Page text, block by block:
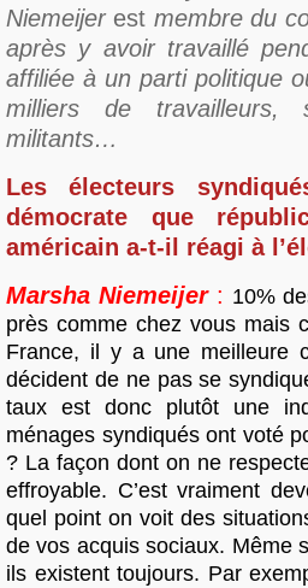
Niemeijerest membre du
après y avoir travaillé
affiliée à un parti politique
milliers de travailleurs,
militants…
Les électeurs
démocrate que
américain a-t-il réagi à
Marsha Niemeijer: 10%
près comme chez vous mais
France, il y a une meilleure
décident de ne pas se
taux est donc plutôt une
ménages syndiqués ont voté
? La façon dont on ne
effroyable. C’est vraiment
quel point on voit des
de vos acquis sociaux. Même
ils existent toujours. Par